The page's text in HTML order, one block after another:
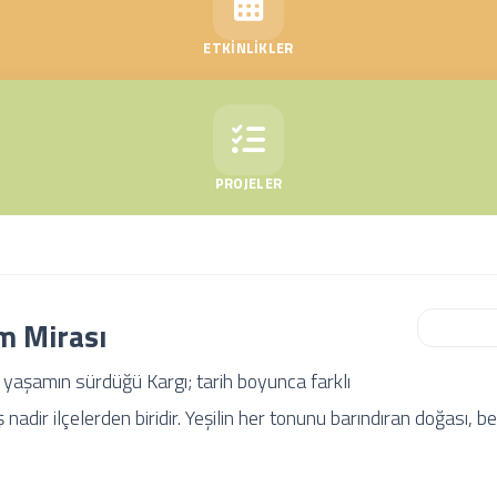
ETKİNLİKLER
PROJELER
Mirası
sürdüğü Kargı; tarih boyunca farklı
ilçelerden biridir. Yeşilin her tonunu barındıran doğası,